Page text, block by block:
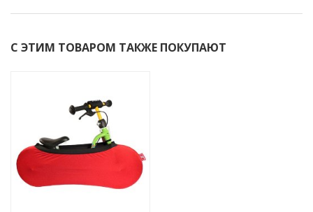
С ЭТИМ ТОВАРОМ ТАКЖЕ ПОКУПАЮТ